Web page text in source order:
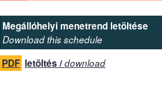
Megállóhelyi menetrend letöltése
Download this schedule
PDF letöltés /download